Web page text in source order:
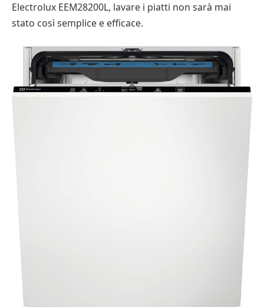
Electrolux EEM28200L, lavare i piatti non sarà mai
stato così semplice e efficace.